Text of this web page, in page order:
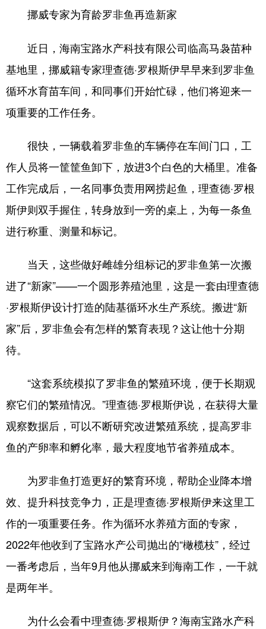
挪威专家为育龄罗非鱼再造新家
近日，海南宝路水产科技有限公司临高马袅苗种
基地里，挪威籍专家理查德·罗根斯伊早早来到罗非鱼
循环水育苗车间，和同事们开始忙碌，他们将迎来一
项重要的工作任务。
很快，一辆载着罗非鱼的车辆停在车间门口，工
作人员将一筐筐鱼卸下，放进3个白色的大桶里。准备
工作完成后，一名同事负责用网捞起鱼，理查德·罗根
斯伊则双手握住，转身放到一旁的桌上，为每一条鱼
进行称重、测量和标记。
当天，这些做好雌雄分组标记的罗非鱼第一次搬
进了“新家”——一个圆形养殖池里，这是一套由理查德
·罗根斯伊设计打造的陆基循环水生产系统。搬进“新
家”后，罗非鱼会有怎样的繁育表现？这让他十分期
待。
“这套系统模拟了罗非鱼的繁殖环境，便于长期观
察它们的繁殖情况。”理查德·罗根斯伊说，在获得大量
观察数据后，可以不断研究改进繁殖系统，提高罗非
鱼的产卵率和孵化率，最大程度地节省养殖成本。
为罗非鱼打造更好的繁育环境，帮助企业降本增
效、提升科技竞争力，正是理查德·罗根斯伊来这里工
作的一项重要任务。作为循环水养殖方面的专家，
2022年他收到了宝路水产公司抛出的“橄榄枝”，经过
一番考虑后，当年9月他从挪威来到海南工作，一干就
是两年半。
为什么会看中理查德·罗根斯伊？海南宝路水产科